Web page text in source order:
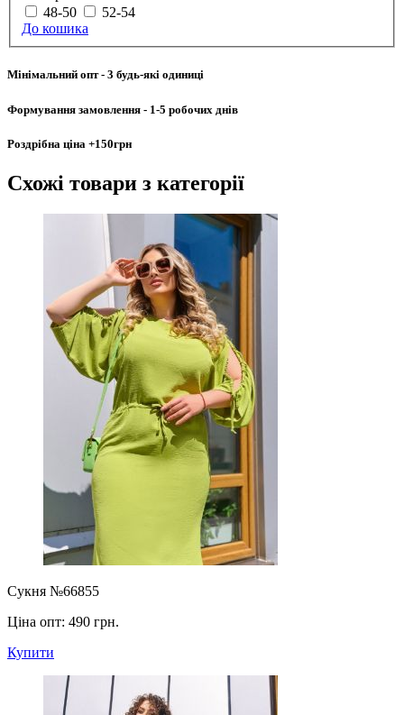
48-50
52-54
До кошика
Мінімальний опт- 3 будь-які одиниці
Формування замовлення - 1-5 робочих днів
Роздрібна ціна +150грн
Схожі товари з категорії
Сукня №66855
Ціна опт: 490 грн.
Купити